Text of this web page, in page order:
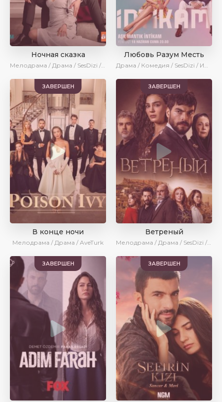
Ночная сказка
Мелодрама / Драма / SesDizi / AveTurk / AlisaDirilis
Любовь Разум Месть
Драма / Комедия / SesDizi / Ирина Котова / AveTurk
ЗАВЕРШЕН
В конце ночи
Мелодрама / Драма / AveTurk
ЗАВЕРШЕН
Ветреный
Мелодрама / Драма / SesDizi / Ирина Котова / AveTurk
ЗАВЕРШЕН ЗАВЕРШЕН